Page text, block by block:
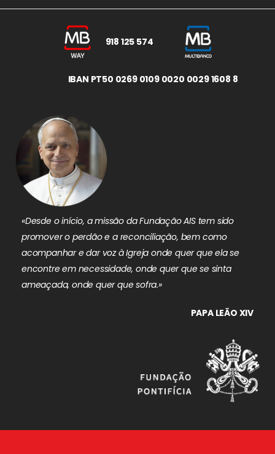
918 125 574
IBAN PT50 0269 0109 0020 0029 1608 8
«Desde o início, a missão da Fundação AIS tem sido
promover o perdão e a reconciliação, bem como
acompanhar e dar voz à Igreja onde quer que ela se
encontre em necessidade, onde quer que se sinta
ameaçada, onde quer que sofra.»
PAPA LEÃO XIV